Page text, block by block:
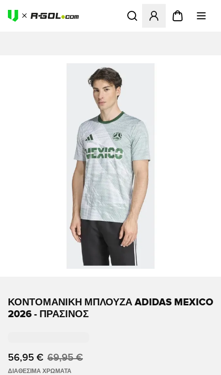
Ανοίγει ένα Modal για να
ΚΟΝΤΟΜΆΝΙΚΗ ΜΠΛΟΎΖΑ ADIDAS MEXICO
2026 - ΠΡΆΣΙΝΟΣ
56,95 € 69,95 €
ΔΙΑΘΈΣΙΜΑ ΧΡΏΜΑΤΑ